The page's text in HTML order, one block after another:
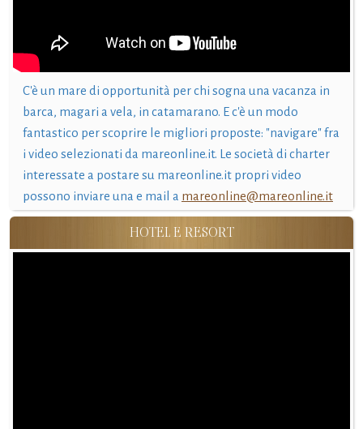
C'è un mare di opportunità per chi sogna una vacanza in
barca, magari a vela, in catamarano. E c'è un modo
fantastico per scoprire le migliori proposte: "navigare" fra
i video selezionati da mareonline.it. Le società di charter
interessate a postare su mareonline.it propri video
possono inviare una e mail a mareonline@mareonline.it
HOTEL E RESORT